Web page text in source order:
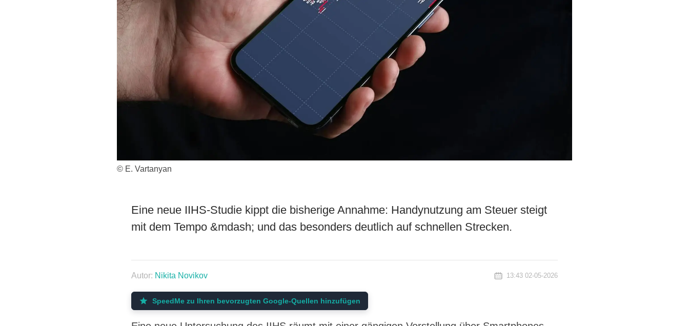
© E. Vartanyan
Eine neue IIHS-Studie kippt die bisherige Annahme: Handynutzung am Steuer steigt
mit dem Tempo &mdash; und das besonders deutlich auf schnellen Strecken.
Autor: Nikita Novikov 13:43 02-05-2026
SpeedMe zu Ihren bevorzugten Google-Quellen hinzufügen